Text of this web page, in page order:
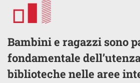
Bambini e ragazzi sono
fondamentale
biblioteche nelle aree